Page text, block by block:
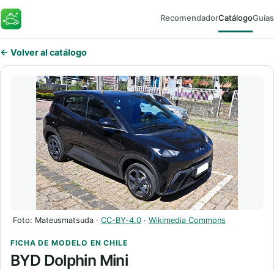
FaroEV RecomendadorCatálogoGuías
← Volver al catálogo
Foto: Mateusmatsuda · CC-BY-4.0 · Wikimedia Commons
FICHA DE MODELO EN CHILE
BYD Dolphin Mini